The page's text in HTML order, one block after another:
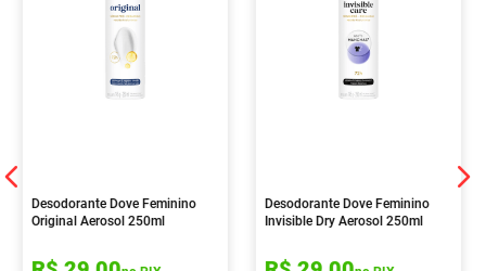
Desodorante Dove Feminino
Original Aerosol 250ml
Desodorante Dove Feminino
Invisible Dry Aerosol 250ml